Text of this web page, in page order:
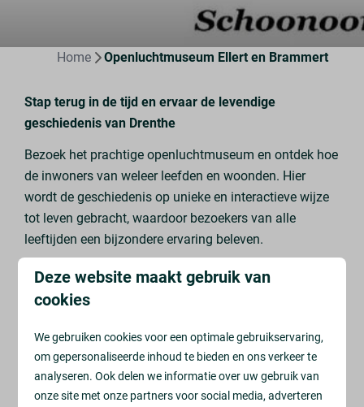
Home Openluchtmuseum Ellert en Brammert
Stap terug in de tijd en ervaar de levendige
geschiedenis van Drenthe
Bezoek het prachtige openluchtmuseum en ontdek hoe
de inwoners van weleer leefden en woonden. Hier
wordt de geschiedenis op unieke en interactieve wijze
tot leven gebracht, waardoor bezoekers van alle
leeftijden een bijzondere ervaring beleven.
Het museum biedt een breed scala aan activiteiten en
bezienswaardigheden. Voor kinderen is er een grote
kunnen spelen en dieren ontmoeten. Bovendien is het
museum volledig toegankelijk voor rolstoelgebruikers,
met rolstoelen beschikbaar bij de kassa en aangepaste
faciliteiten voor extra comfort.
Deze website maakt gebruik van
cookies
We gebruiken cookies voor een optimale gebruikservaring,
om gepersonaliseerde inhoud te bieden en ons verkeer te
analyseren. Ook delen we informatie over uw gebruik van
onze site met onze partners voor social media, adverteren